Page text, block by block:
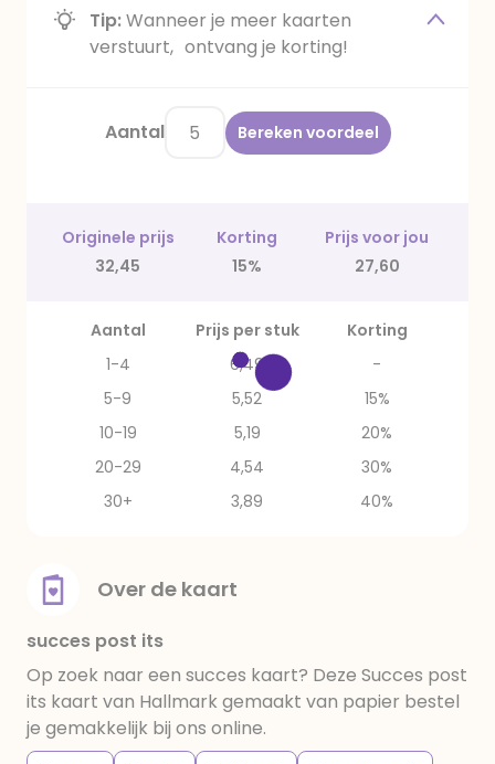
Tip:Wanneer je meer kaarten
verstuurt, ontvang je korting!
Aantal Bereken voordeel
Originele prijs Korting
Prijs voor jou
32,45
15% 27,60
Aantal Prijs per stuk
Korting
1-4
6,49
-
5-9
5,52
15%
10-19
5,19
20%
20-29
4,54
30%
30+
3,89 40%
Over de kaart
succes post its
Op zoek naar een succes kaart? Deze Succes post
its kaart van Hallmark gemaakt van papier bestel
je gemakkelijk bij ons online.